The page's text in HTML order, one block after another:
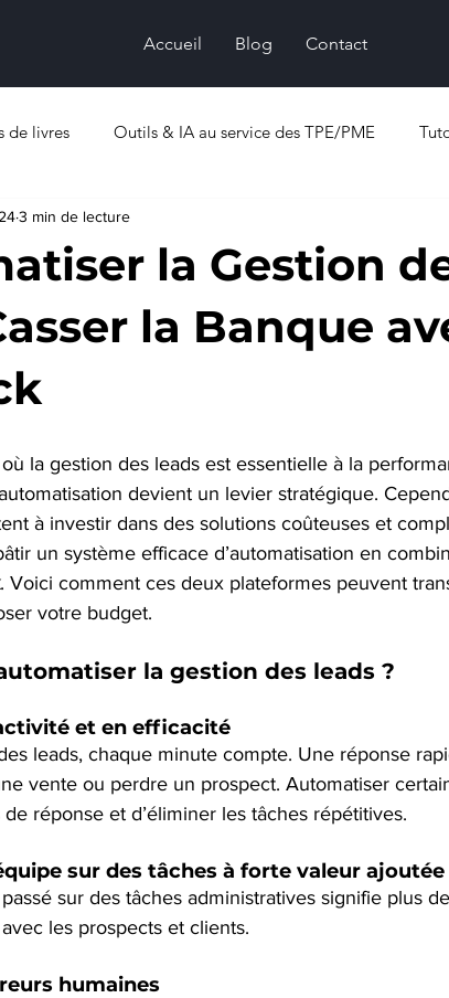
Accueil Blog Contact
de livres Outils & IA au service des TPE/PME
la Gestion
la Banque
3 min de lecture
la gestion des leads est essentielle à la
devient un levier stratégique.
à investir dans des solutions coûteuses et
un système efficace d’automatisation en
. Voici comment ces deux plateformes peuvent
votre budget.
la gestion des leads ?
et en efficacité
leads, chaque minute compte. Une réponse
vente ou perdre un prospect. Automatiser
réponse et d’éliminer les tâches répétitives.
sur des tâches à forte valeur ajoutée
sur des tâches administratives signifie plus
les prospects et clients.
humaines